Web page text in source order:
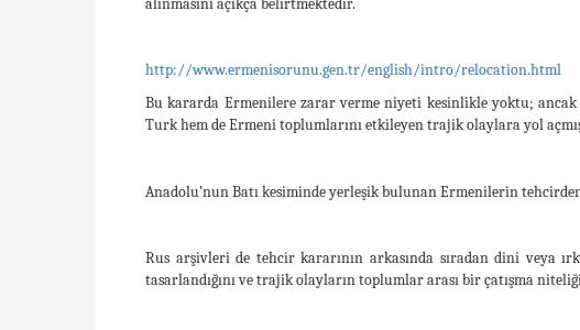
http://www.ermenisorunu.gen.tr/english/intro/relocation.html
Bu kararda Ermenilere zarar verme niyeti kesinlikle yoktu; ancak
Turk hem de Ermeni toplumlarını etkileyen trajik olaylara yol
Anadolu’nun Batı kesiminde yerleşik bulunan Ermenilerin
Rus arşivleri de tehcir kararının arkasında sıradan dini veya
tasarlandığını ve trajik olayların toplumlar arası bir çatışma